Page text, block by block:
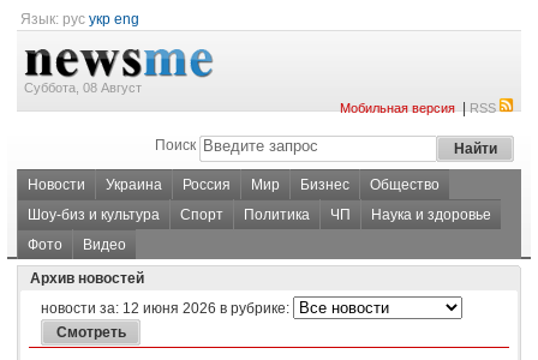
Язык: рус укр eng
Суббота, 08 Август
Мобильная версия|RSS
Поиск
Новости Украина Россия Мир Бизнес
Общество
Шоу-биз и культура
Спорт Политика ЧП
Наука и здоровье
Фото
Видео
Архив новостей
новости за: 12 июня 2026 в рубрике: